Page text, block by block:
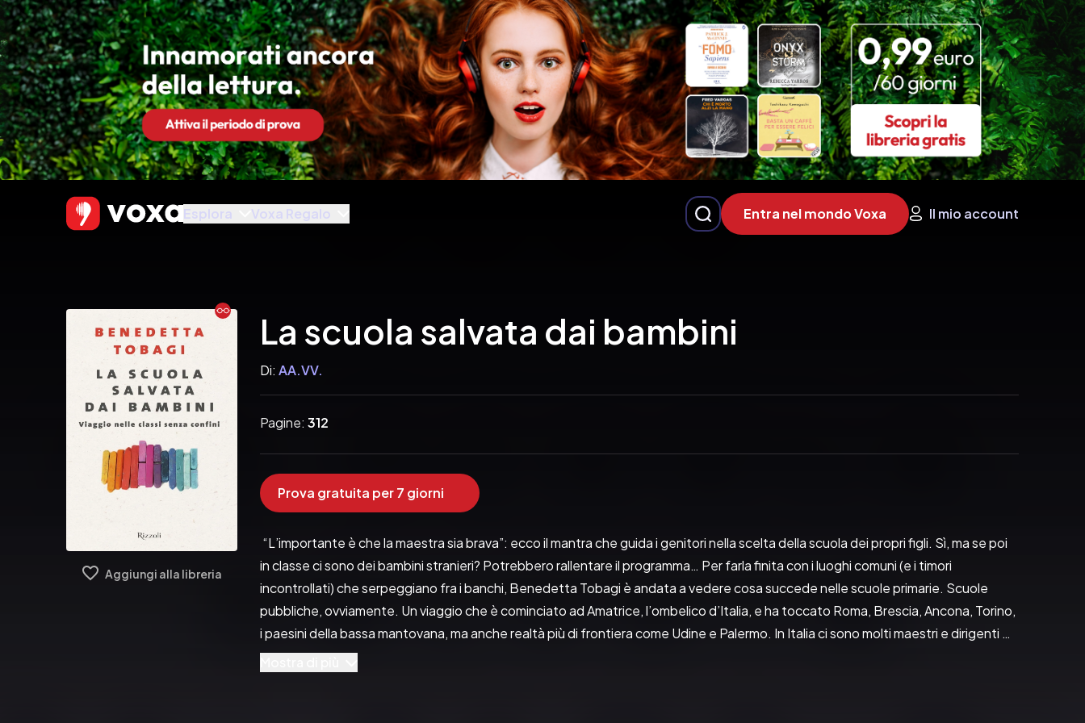
Esplora Voxa Regalo Entra nel mondo Voxa Il mio account
Ebook
Aggiungi alla libreria
La scuola salvata dai bambini
Di: AA.VV.
Pagine: 312
Prova gratuita per 7 giorni
“L’importante è che la maestra sia brava”: ecco il mantra che guida i genitori nella scelta della scuola dei propri figli. Sì, ma se poi
in classe ci sono dei bambini stranieri? Potrebbero rallentare il programma… Per farla finita con i luoghi comuni (e i timori
incontrollati) che serpeggiano fra i banchi, Benedetta Tobagi è andata a vedere cosa succede nelle scuole primarie. Scuole
pubbliche, ovviamente. Un viaggio che è cominciato ad Amatrice, l’ombelico d’Italia, e ha toccato Roma, Brescia, Ancona, Torino,
i paesini della bassa mantovana, ma anche realtà più di frontiera come Udine e Palermo. In Italia ci sono molti maestri e dirigenti
bravissimi, ma la buona volontà non basta a far funzionare bene una scuola. I bambini stranieri in realtà si rivelano una ricchezza,
non un ostacolo. Crescere e studiare in una classe mista permette di conoscere una porzione di mondo più grande. “È come fare